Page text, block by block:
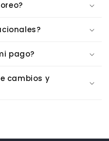
pago?
cambios y